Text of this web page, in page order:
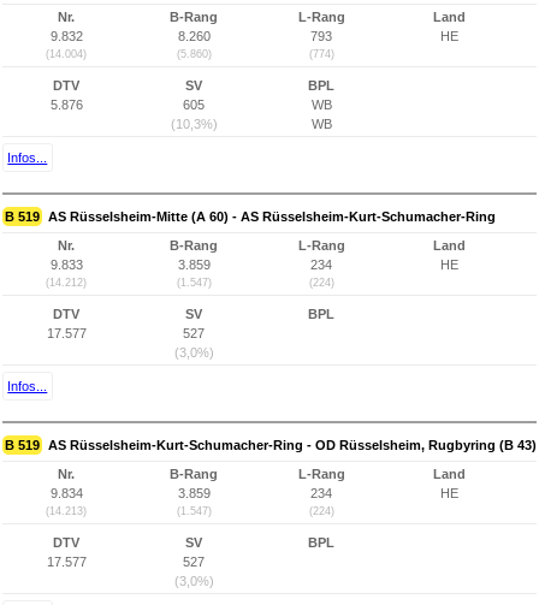
Nr.
9.832
(14.004)
B-Rang
8.260
(5.860)
L-Rang
793
(774)
Land
HE
DTV
5.876
SV
605
(10,3%)
BPL
WB
WB
Infos...
B 519 AS Rüsselsheim-Mitte (A 60) - AS Rüsselsheim-Kurt-Schumacher-Ring
Nr.
9.833
(14.212)
B-Rang
3.859
(1.547)
L-Rang
234
(224)
Land
HE
DTV
17.577
SV
527
(3,0%)
BPL
Infos...
B 519 AS Rüsselsheim-Kurt-Schumacher-Ring - OD Rüsselsheim, Rugbyring (B 43)
Nr.
9.834
(14.213)
B-Rang
3.859
(1.547)
L-Rang
234
(224)
Land
HE
DTV
17.577
SV
527
(3,0%)
BPL